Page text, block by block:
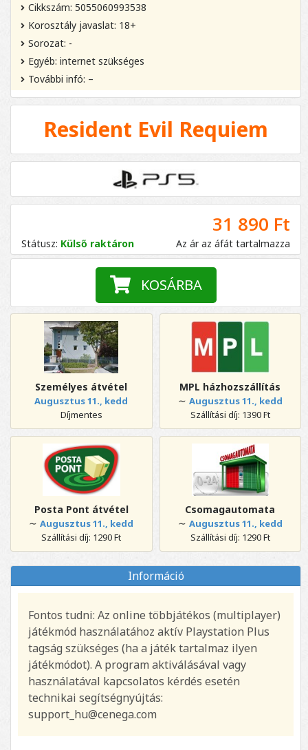
Cikkszám: 5055060993538
Korosztály javaslat: 18+
Sorozat: -
Egyéb: internet szükséges
További infó: –
Resident Evil Requiem
Státusz: Külső raktáron
31 890 Ft
Az ár az áfát tartalmazza
KOSÁRBA
Személyes átvétel
Augusztus 11., kedd
Díjmentes
MPL házhozszállítás
∼ Augusztus 11., kedd
Szállítási díj: 1390 Ft
Posta Pont átvétel
∼Augusztus 11., kedd
Szállítási díj: 1290 Ft
Csomagautomata
∼ Augusztus 11., kedd
Szállítási díj: 1290 Ft
Információ
Fontos tudni: Az online többjátékos (multiplayer)
játékmód használatához aktív Playstation Plus
tagság szükséges (ha a játék tartalmaz ilyen
játékmódot). A program aktiválásával vagy
használatával kapcsolatos kérdés esetén
technikai segítségnyújtás:
support_hu@cenega.com